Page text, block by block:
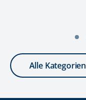
Alle Kategorien